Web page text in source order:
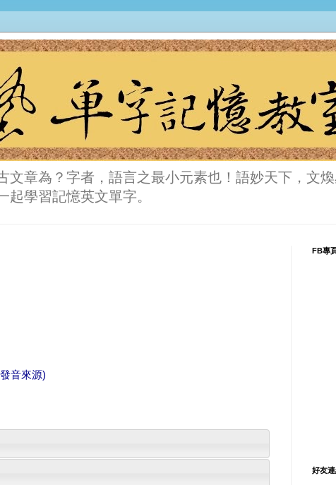
文章為？字者，語言之最小元素也！語妙天下，文
起學習記憶英文單字。
音來源)
FB專
好友